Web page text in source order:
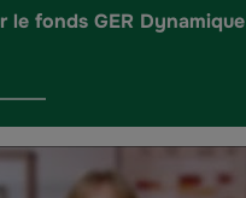
le fonds GER Dynamique